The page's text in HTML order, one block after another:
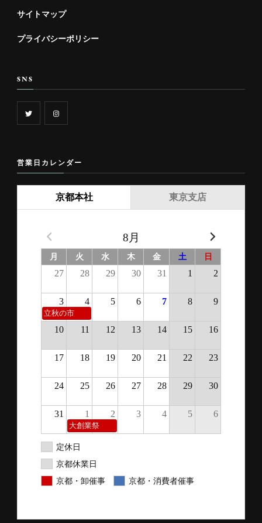
サイトマップ
プライバシーポリシー
SNS
営業日カレンダー
京都本社
8月
月 火 水 木 金 土 日
27 28 29 30 31 1 2
3 4 5 6 7 8 9
立秋の市
10 11 12 13 14 15 16
17 18 19 20 21 22 23
24 25 26 27 28 29 30
31 1 2 3 4 5 6
大創業祭
定休日
京都休業日
京都・卸催事
京都・消費者催事
東京支店